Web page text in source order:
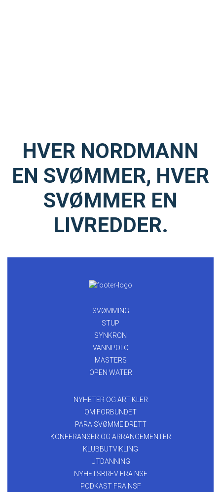
HVER NORDMANN
EN SVØMMER, HVER
SVØMMER EN
LIVREDDER.
SVØMMING
STUP
SYNKRON
VANNPOLO
MASTERS
OPEN WATER
NYHETER OG ARTIKLER
OM FORBUNDET
PARA SVØMMEIDRETT
KONFERANSER OG ARRANGEMENTER
KLUBBUTVIKLING
UTDANNING
NYHETSBREV FRA NSF
PODKAST FRA NSF